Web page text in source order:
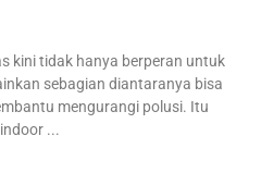
kini tidak hanya berperan untuk
sebagian diantaranya bisa
mengurangi polusi. Itu
...